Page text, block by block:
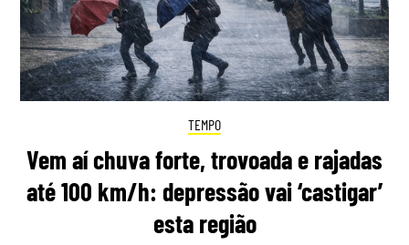
TEMPO
Vem aí chuva forte, trovoada e rajadas
até 100 km/h: depressão vai ‘castigar’
esta região